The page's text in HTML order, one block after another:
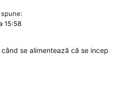
spune:
15:58
se alimentează că se incep